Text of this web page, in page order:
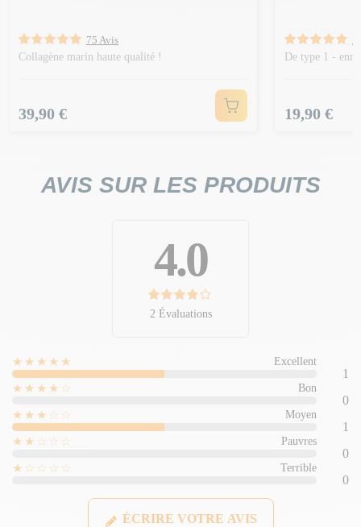
75 Avis
Collagène marin haute qualité !
Prix
39,90 €
De type 1 -
Prix
19,90 €
AVIS SUR LES PRODUITS
4.0
2 Évaluations
★★★★★ Excellent
1
★★★★☆
Bon
0
★★★☆☆
Moyen
1
★★☆☆☆
Pauvres
0
★☆☆☆☆
Terrible
0
ÉCRIRE VOTRE AVIS